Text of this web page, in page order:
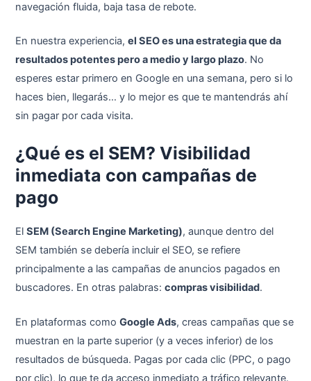
navegación fluida, baja tasa de rebote.
En nuestra experiencia,el SEO es una estrategia que da
resultados potentes pero a medio y largo plazo. No
esperes estar primero en Google en una semana, pero si lo
haces bien, llegarás… y lo mejor es que te mantendrás ahí
sin pagar por cada visita.
¿Qué es el SEM? Visibilidad
inmediata con campañas de
pago
ElSEM (Search Engine Marketing), aunque dentro del
SEM también se debería incluir el SEO, se refiere
principalmente a las campañas de anuncios pagados en
buscadores. En otras palabras:compras visibilidad.
En plataformas comoGoogle Ads, creas campañas que se
muestran en la parte superior (y a veces inferior) de los
resultados de búsqueda. Pagas por cada clic (PPC, o pago
por clic), lo que te da acceso inmediato a tráfico relevante.